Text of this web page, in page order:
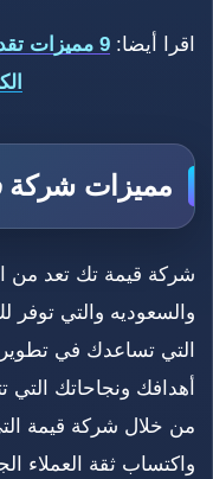
اقرا أيضا:
9 مميزات
مميزات شركة
شركة قيمة تك تعد من
والسعوديه والتي توفر
التي تساعدك في
أهدافك ونجاحاتك
من خلال شركة قيمة
واكتساب ثقة العملاء